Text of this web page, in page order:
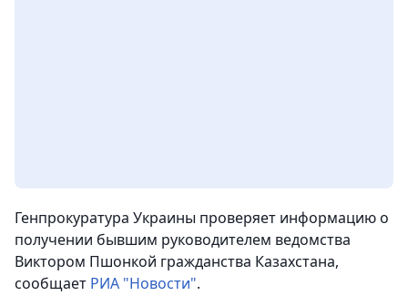
Генпрокуратура Украины проверяет информацию о
получении бывшим руководителем ведомства
Виктором Пшонкой гражданства Казахстана,
сообщает РИА "Новости".